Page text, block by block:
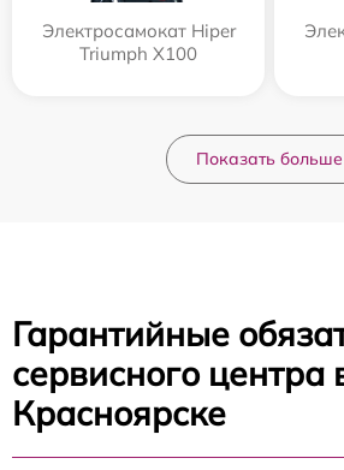
Электросамокат Hiper
Triumph X100
Показать больше
Гарантийные
сервисного центра
Красноярске